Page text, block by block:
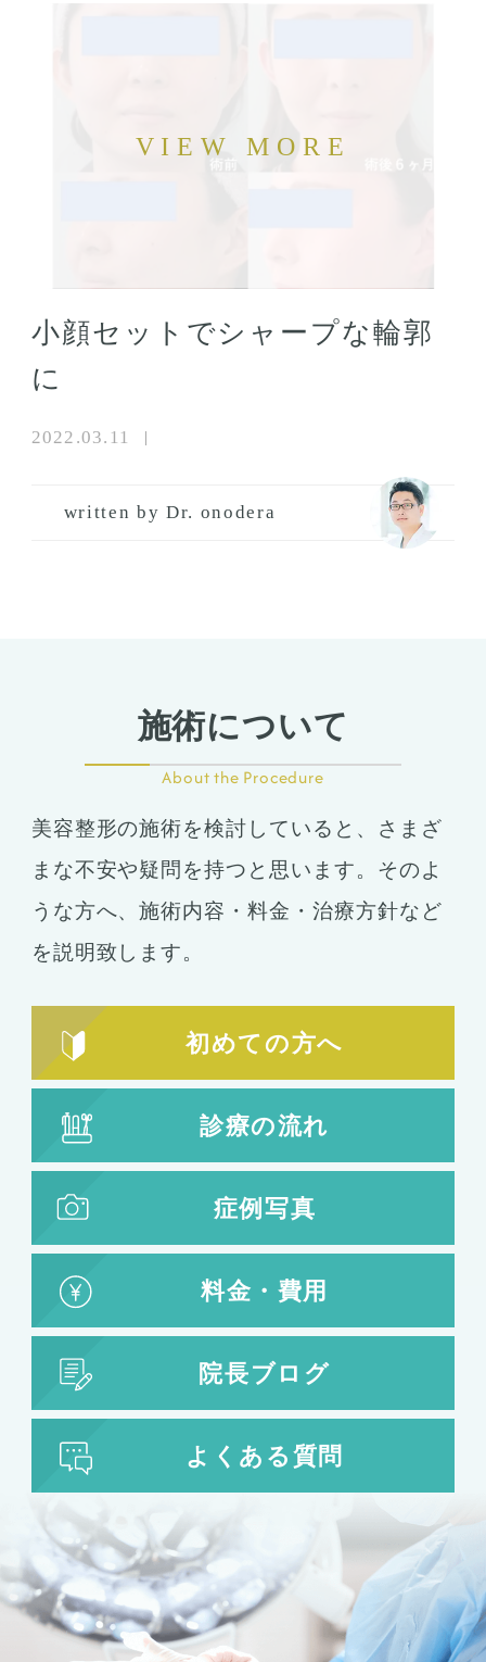
小顔セットでシャープな輪郭
に
2022.03.11
written by Dr. onodera
施術について
About the Procedure
美容整形の施術を検討していると、さまざ
まな不安や疑問を持つと思います。そのよ
うな方へ、施術内容・料金・治療方針など
を説明致します。
初めての方へ
診療の流れ
症例写真
料金・費用
院長ブログ
よくある質問